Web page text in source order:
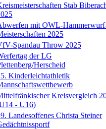
Stab
mit OWL-
2025
Spandau Throw 2025
der LG
Herscheid
Kinderleichtathletik
Kreisvergleich
- U16)
Landesoffenes Christa Steiner